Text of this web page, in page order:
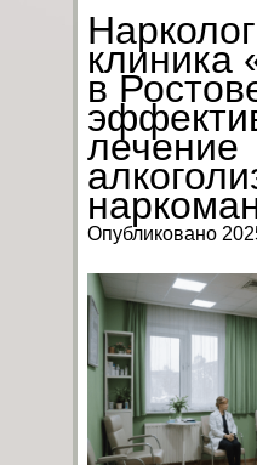
клиника
в
лечение
Опубликовано